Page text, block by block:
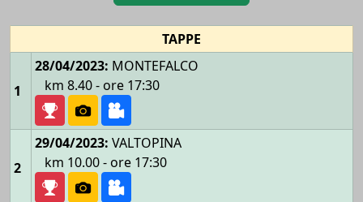
TAPPE
1
28/04/2023: MONTEFALCO
km 8.40 - ore 17:30
2
29/04/2023: VALTOPINA
km 10.00 - ore 17:30